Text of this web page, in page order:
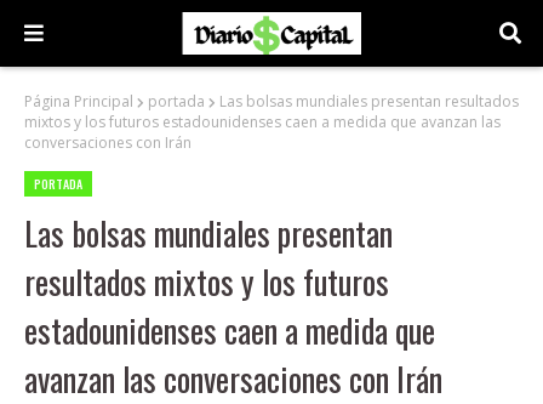
Página Principal portada
Las bolsas mundiales presentan resultados
mixtos y los futuros estadounidenses caen a medida que avanzan las
conversaciones con Irán
PORTADA
Las bolsas mundiales presentan
resultados mixtos y los futuros
estadounidenses caen a medida que
avanzan las conversaciones con Irán